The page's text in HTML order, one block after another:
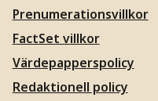
Prenumerationsvillkor
FactSet villkor
Värdepapperspolicy
Redaktionell policy